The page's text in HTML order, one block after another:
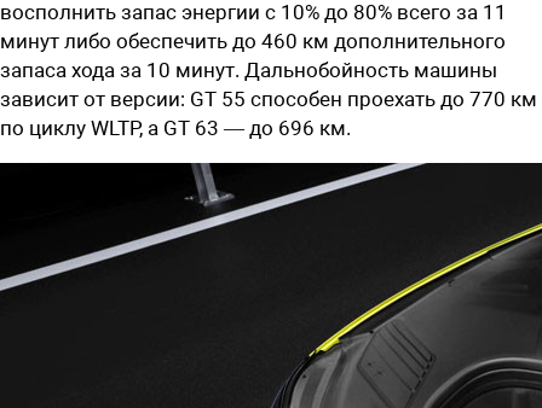
восполнить запас энергии с 10% до 80% всего за 11
минут либо обеспечить до 460 км дополнительного
запаса хода за 10 минут. Дальнобойность машины
зависит от версии: GT 55 способен проехать до 770 км
по циклу WLTP, а GT 63 — до 696 км.